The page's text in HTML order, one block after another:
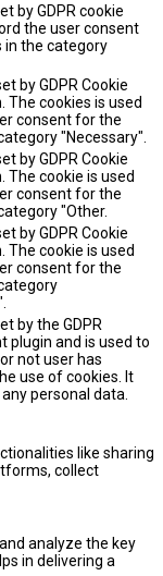
by GDPR cookie
the user consent
in the category
by GDPR Cookie
The cookies is used
consent for the
"Necessary".
by GDPR Cookie
The cookie is used
consent for the
"Other.
by GDPR Cookie
The cookie is used
consent for the
by the GDPR
plugin and is used to
not user has
use of cookies. It
personal data.
like sharing
collect
analyze the key
in delivering a